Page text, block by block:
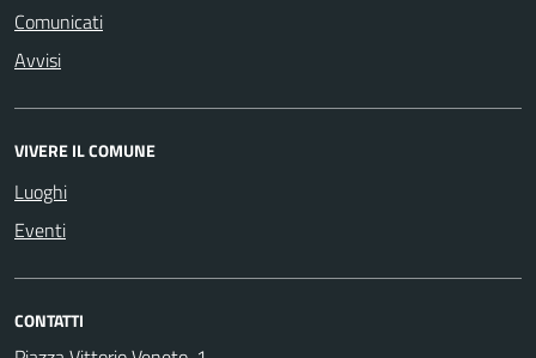
Comunicati
Avvisi
VIVERE IL COMUNE
Luoghi
Eventi
CONTATTI